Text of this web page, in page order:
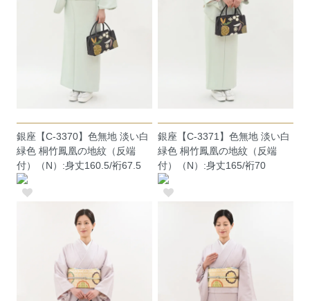
銀座【C-3370】色無地 淡い白
緑色 桐竹鳳凰の地紋（反端
付）（N）:身丈160.5/裄67.5
銀座【C-3371】色無地 淡い白
緑色 桐竹鳳凰の地紋（反端
付）（N）:身丈165/裄70